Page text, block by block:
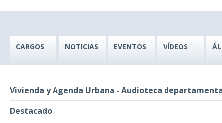
CARGOS NOTICIAS EVENTOS VÍDEOS
Vivienda y Agenda Urbana - Audioteca
Destacado